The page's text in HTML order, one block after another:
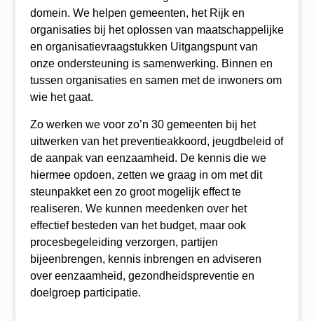
domein. We helpen gemeenten, het Rijk en
organisaties bij het oplossen van maatschappelijke
en organisatievraagstukken Uitgangspunt van
onze ondersteuning is samenwerking. Binnen en
tussen organisaties en samen met de inwoners om
wie het gaat.
Zo werken we voor zo’n 30 gemeenten bij het
uitwerken van het preventieakkoord, jeugdbeleid of
de aanpak van eenzaamheid. De kennis die we
hiermee opdoen, zetten we graag in om met dit
steunpakket een zo groot mogelijk effect te
realiseren. We kunnen meedenken over het
effectief besteden van het budget, maar ook
procesbegeleiding verzorgen, partijen
bijeenbrengen, kennis inbrengen en adviseren
over eenzaamheid, gezondheidspreventie en
doelgroep participatie.